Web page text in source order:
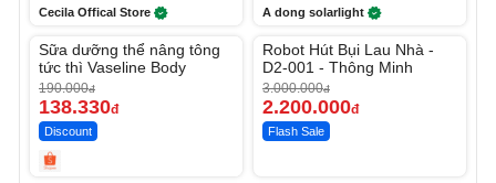
Cecila Offical Store A dong solarlight
-27%
Sữa dưỡng thể nâng tông
tức thì Vaseline Body
190.000đ
138.330đ
Discount
-26%
Robot Hút Bụi Lau Nhà -
D2-001 - Thông Minh
3.000.000đ
2.200.000đ
Flash Sale